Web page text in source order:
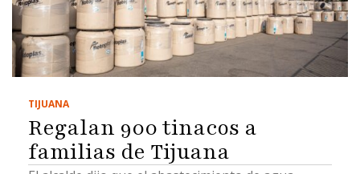
TIJUANA
Regalan 900 tinacos a
familias de Tijuana